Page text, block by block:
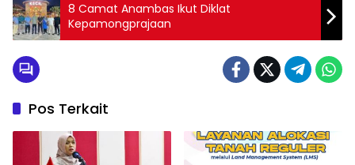
8 Camat Anambas Ikut Diklat
Kepamongprajaan
Pos Terkait